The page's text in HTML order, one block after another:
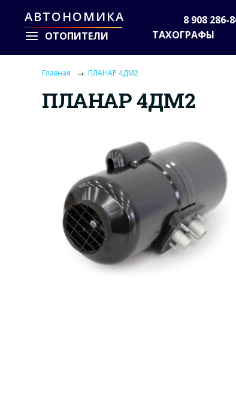
АВТОНОМИКА 8 908 286-
ОТОПИТЕЛИ ТАХОГРАФЫ
Главная → ПЛАНАР 4ДМ2
ПЛАНАР 4ДМ2